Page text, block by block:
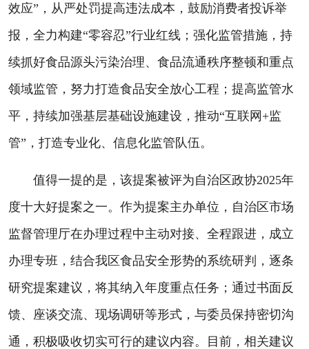
效应”，从严处罚提高违法成本，鼓励消费者投诉举
报，全力构建“零容忍”行业红线；强化监管措施，持
续抓好食品源头污染治理、食品流通秩序整顿和重点
领域监管，努力打造食品安全放心工程；提高监管水
平，持续加强基层基础设施建设，推动“互联网+监
管”，打造专业化、信息化监管队伍。
值得一提的是，该提案被评为自治区政协2025年
度十大好提案之一。作为提案主办单位，自治区市场
监督管理厅在办理过程中主动对接、全程跟进，成立
办理专班，结合我区食品安全形势的系统研判，逐条
研究提案建议，将其纳入年度重点任务；通过书面反
馈、座谈交流、现场调研等形式，与委员保持密切沟
通，积极吸收切实可行的建议内容。目前，相关建议